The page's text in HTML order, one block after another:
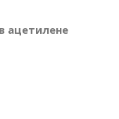
ацетилене